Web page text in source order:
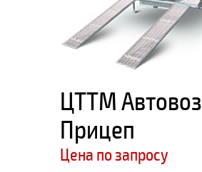
ЦТТМ Автовоз
Прицеп
Цена по запросу